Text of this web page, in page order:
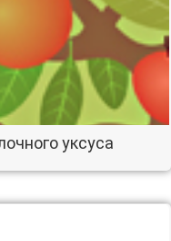
уксуса